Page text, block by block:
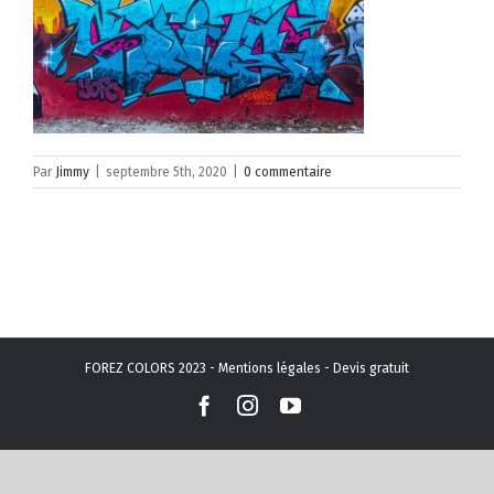
Par Jimmy septembre 5th, 2020 0 commentaire
FOREZ COLORS 2023 - Mentions légales - Devis gratuit
Facebook
InstagramYouTube